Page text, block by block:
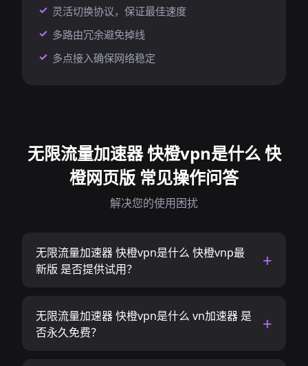
灵活切换协议，保证最佳速度
多路由冗余避免掉线
多点接入确保网络稳定
无限流量加速器 快橙vpn是什么 快
橙网页版 常见操作问答
解决您的使用困扰
无限流量加速器 快橙vpn是什么 快橙vnp最
新版 是否提供试用？
无限流量加速器 快橙vpn是什么 vn加速器 是
否永久免费？